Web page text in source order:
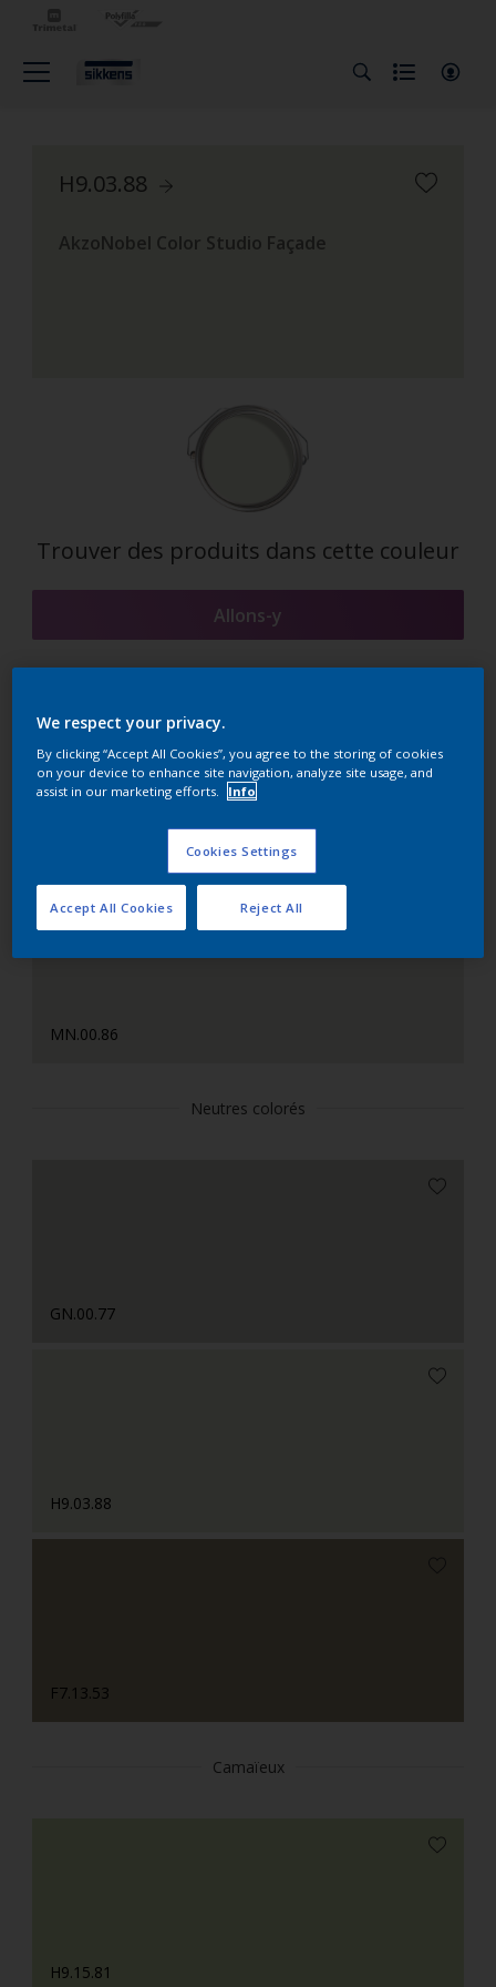
H9.03.88
AkzoNobel Color Studio Façade
Trouver des produits dans cette couleur
Allons-y
Suggestions d'Harmonies
Le Blanc Parfait
MN.00.86
Neutres colorés
GN.00.77
H9.03.88
F7.13.53
Camaïeux
H9.15.81
We respect your privacy.
By clicking “Accept All Cookies”, you agree to the storing of cookies
on your device to enhance site navigation, analyze site usage, and
assist in our marketing efforts.
Info
Cookies Settings
Reject All
Accept All Cookies